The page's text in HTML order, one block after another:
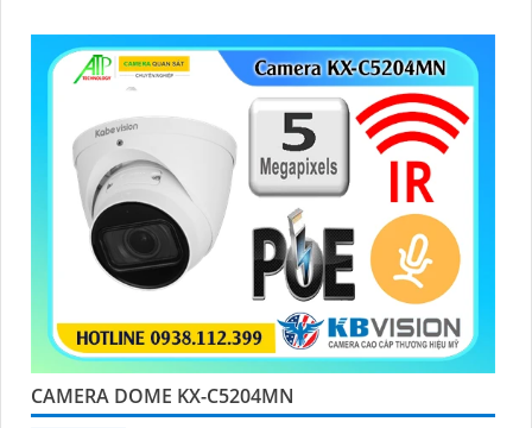
CAMERA DOME KX-C5204MN